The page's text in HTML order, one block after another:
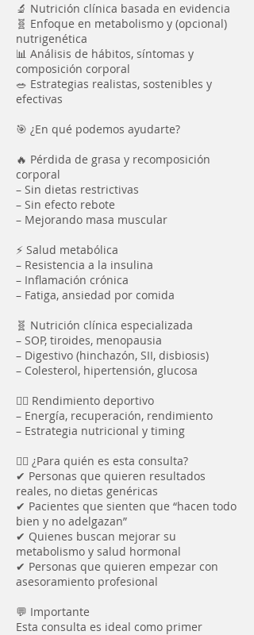
🔬 Nutrición clínica basada en evidencia
🧬 Enfoque en metabolismo y (opcional)
nutrigenética
📊 Análisis de hábitos, síntomas y
composición corporal
🥗 Estrategias realistas, sostenibles y
efectivas
🎯 ¿En qué podemos ayudarte?
🔥 Pérdida de grasa y recomposición
corporal
– Sin dietas restrictivas
– Sin efecto rebote
– Mejorando masa muscular
⚡ Salud metabólica
– Resistencia a la insulina
– Inflamación crónica
– Fatiga, ansiedad por comida
🧬 Nutrición clínica especializada
– SOP, tiroides, menopausia
– Digestivo (hinchazón, SII, disbiosis)
– Colesterol, hipertensión, glucosa
🏋️‍♀️ Rendimiento deportivo
– Energía, recuperación, rendimiento
– Estrategia nutricional y timing
👩‍⚕️ ¿Para quién es esta consulta?
✔ Personas que quieren resultados
reales, no dietas genéricas
✔ Pacientes que sienten que “hacen todo
bien y no adelgazan”
✔ Quienes buscan mejorar su
metabolismo y salud hormonal
✔ Personas que quieren empezar con
asesoramiento profesional
💬 Importante
Esta consulta es ideal como primer